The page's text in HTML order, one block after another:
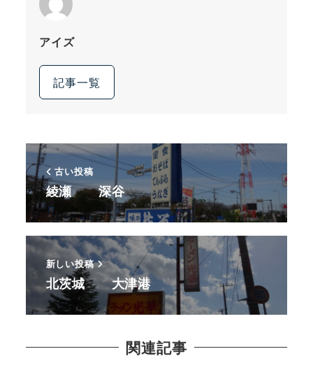
アイズ
記事一覧
古い投稿
綾瀬 深谷
新しい投稿
北茨城 大津港
関連記事